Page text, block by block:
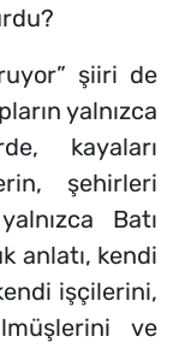
şiiri de
yalnızca
kayaları
şehirleri
Batı
anlatı, kendi
işçilerini,
ve